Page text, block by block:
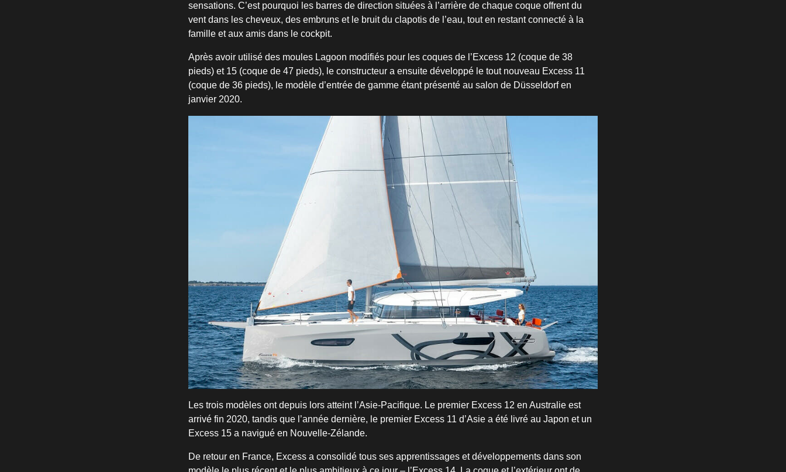
sensations. C’est pourquoi les barres de direction situées à l’arrière de chaque coque offrent du
vent dans les cheveux, des embruns et le bruit du clapotis de l’eau, tout en restant connecté à la
famille et aux amis dans le cockpit.
Après avoir utilisé des moules Lagoon modifiés pour les coques de l’Excess 12 (coque de 38
pieds) et 15 (coque de 47 pieds), le constructeur a ensuite développé le tout nouveau Excess 11
(coque de 36 pieds), le modèle d’entrée de gamme étant présenté au salon de Düsseldorf en
janvier 2020.
Les trois modèles ont depuis lors atteint l’Asie-Pacifique. Le premier Excess 12 en Australie est
arrivé fin 2020, tandis que l’année dernière, le premier Excess 11 d’Asie a été livré au Japon et un
Excess 15 a navigué en Nouvelle-Zélande.
De retour en France, Excess a consolidé tous ses apprentissages et développements dans son